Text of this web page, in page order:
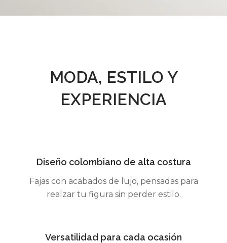
MODA, ESTILO Y
EXPERIENCIA
Diseño colombiano de alta costura
Fajas con acabados de lujo, pensadas para
realzar tu figura sin perder estilo.
Versatilidad para cada ocasión